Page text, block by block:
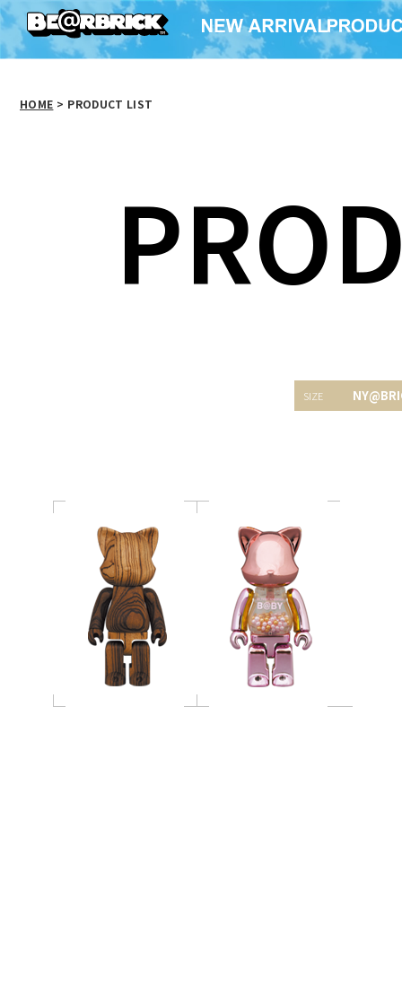
HOME > PRODUCT LIST
MY FIRST NY@BRICK
B@BY 100％ & 400％
PINK GOLD Ver.